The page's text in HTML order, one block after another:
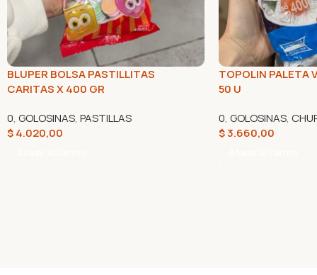
BLUPER BOLSA PASTILLITAS
CARITAS X 400 GR
0, GOLOSINAS, PASTILLAS
$4.020,00
TOPOLIN PALETA
50 U
0, GOLOSINAS,
$3.660,00